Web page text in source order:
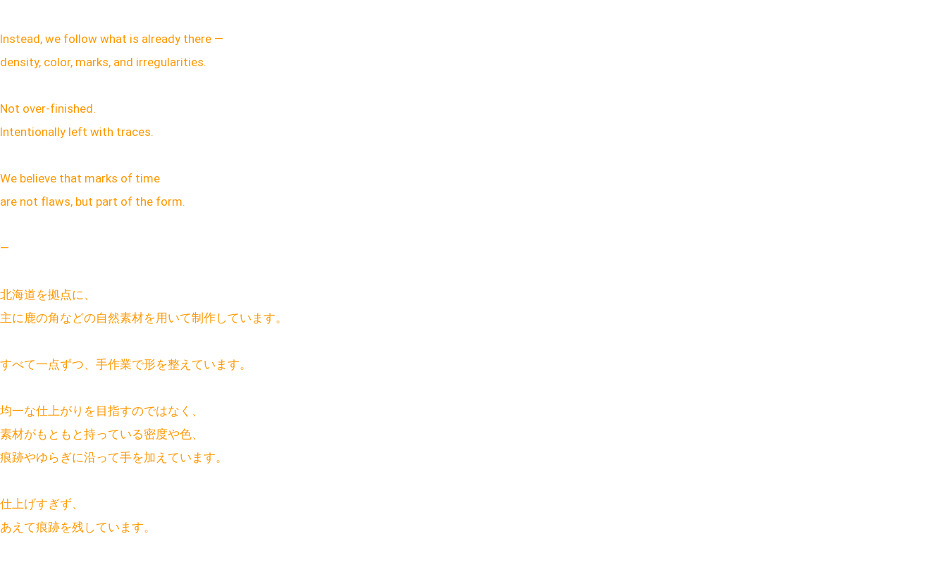
Instead, we follow what is already there —
density, color, marks, and irregularities.
Not over-finished.
Intentionally left with traces.
We believe that marks of time
are not flaws, but part of the form.
—
北海道を拠点に、
主に鹿の角などの自然素材を用いて制作しています。
すべて一点ずつ、手作業で形を整えています。
均一な仕上がりを目指すのではなく、
素材がもともと持っている密度や色、
痕跡やゆらぎに沿って手を加えています。
仕上げすぎず、
あえて痕跡を残しています。